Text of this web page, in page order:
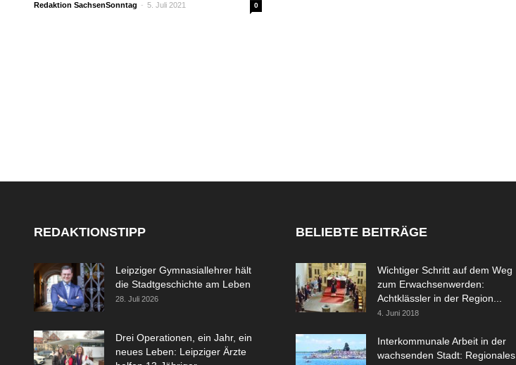
Redaktion SachsenSonntag - 5. Juli 2021 0
REDAKTIONSTIPP
Leipziger Gymnasiallehrer hält
die Stadtgeschichte am Leben
28. Juli 2026
Drei Operationen, ein Jahr, ein
neues Leben: Leipziger Ärzte
BELIEBTE BEITRÄGE
Wichtiger Schritt auf dem Weg
zum Erwachsenwerden:
Achtklässler in der Region...
4. Juni 2018
Interkommunale Arbeit in der
wachsenden Stadt: Regionales